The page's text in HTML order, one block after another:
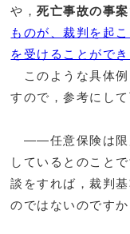
や，死亡事故の事案
ものが、裁判を起
を受けることがで
このような具体例
すので，参考にして
――任意保険は限
しているとのこと
談をすれば，裁判
のではないのですか